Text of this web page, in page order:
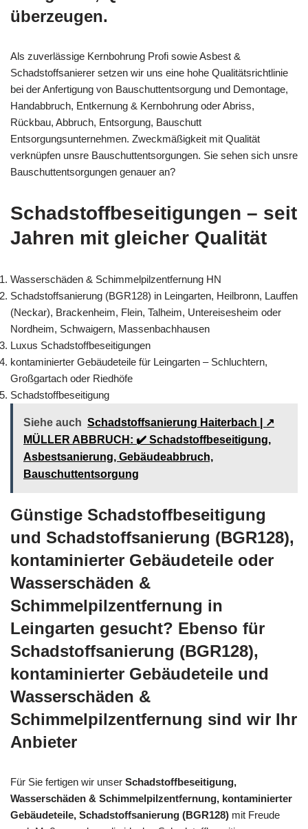
überzeugen.
Als zuverlässige Kernbohrung Profi sowie Asbest &
Schadstoffsanierer setzen wir uns eine hohe Qualitätsrichtlinie
bei der Anfertigung von Bauschuttentsorgung und Demontage,
Handabbruch, Entkernung & Kernbohrung oder Abriss,
Rückbau, Abbruch, Entsorgung, Bauschutt
Entsorgungsunternehmen. Zweckmäßigkeit mit Qualität
verknüpfen unsre Bauschuttentsorgungen. Sie sehen sich unsre
Bauschuttentsorgungen genauer an?
Schadstoffbeseitigungen – seit
Jahren mit gleicher Qualität
Wasserschäden & Schimmelpilzentfernung HN
Schadstoffsanierung (BGR128) in Leingarten, Heilbronn, Lauffen
(Neckar), Brackenheim, Flein, Talheim, Untereisesheim oder
Nordheim, Schwaigern, Massenbachhausen
Luxus Schadstoffbeseitigungen
kontaminierter Gebäudeteile für Leingarten – Schluchtern,
Großgartach oder Riedhöfe
Schadstoffbeseitigung
Siehe auch Schadstoffsanierung Haiterbach | ↗️
MÜLLER ABBRUCH: ✔️ Schadstoffbeseitigung,
Asbestsanierung, Gebäudeabbruch,
Bauschuttentsorgung
Günstige Schadstoffbeseitigung
und Schadstoffsanierung (BGR128),
kontaminierter Gebäudeteile oder
Wasserschäden &
Schimmelpilzentfernung in
Leingarten gesucht? Ebenso für
Schadstoffsanierung (BGR128),
kontaminierter Gebäudeteile und
Wasserschäden &
Schimmelpilzentfernung sind wir Ihr
Anbieter
Für Sie fertigen wir unser Schadstoffbeseitigung,
Wasserschäden & Schimmelpilzentfernung, kontaminierter
Gebäudeteile, Schadstoffsanierung (BGR128) mit Freude